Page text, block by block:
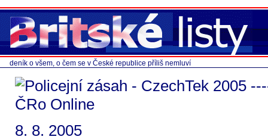
deník o všem, o čem se v České republice příliš nemluví
8. 8. 2005